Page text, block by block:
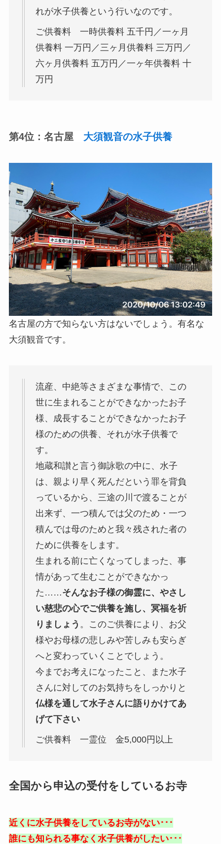
れが水子供養という行いなのです。
ご供養料 一時供養料 五千円／一ヶ月
供養料 一万円／三ヶ月供養料 三万円／
六ヶ月供養料 五万円／一ヶ年供養料 十
万円
第4位：名古屋 大須観音の水子供養
名古屋の方で知らない方はないでしょう。有名な
大須観音です。
流産、中絶等さまざまな事情で、この
世に生まれることができなかったお子
様、成長することができなかったお子
様のための供養、それが水子供養で
す。
地蔵和讃と言う御詠歌の中に、水子
は、親より早く死んだという罪を背負
っているから、三途の川で渡ることが
出来ず、一つ積んでは父のため・一つ
積んでは母のためと我々残された者の
ために供養をします。
生まれる前に亡くなってしまった、事
情があって生むことができなかっ
た……そんなお子様の御霊に、やさし
い慈悲の心でご供養を施し、冥福を祈
りましょう 。このご供養により、お父
様やお母様の悲しみや苦しみも安らぎ
へと変わっていくことでしょう。
今までお考えになったこと、また水子
さんに対してのお気持ちをしっかりと
仏様を通して水子さんに語りかけてあ
げて下さい
ご供養料 一霊位 金5,000円以上
全国から申込の受付をしているお寺
近くに水子供養をしているお寺がない･･･
誰にも知られる事なく水子供養がしたい･･･